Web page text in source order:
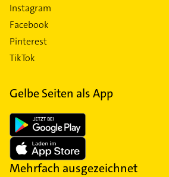
Instagram
Facebook
Pinterest
TikTok
Gelbe Seiten als App
Mehrfach ausgezeichnet